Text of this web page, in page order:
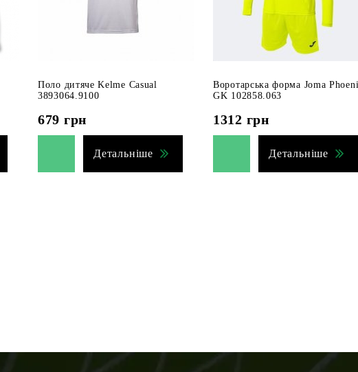
Поло дитяче Kelme Casual
3893064.9100
679 грн
Детальніше
Воротарська форма Joma
GK 102858.063
1312 грн
Детальніше